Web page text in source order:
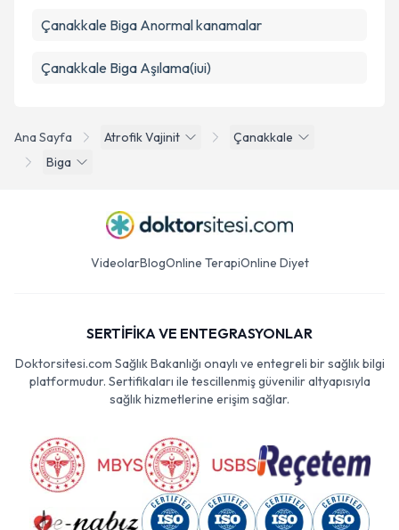
Ana Sayfa Atrofik Vajinit
Çanakkale
Biga
Çanakkale Biga Anormal kanamalar
Çanakkale Biga Aşılama(iui)
VideolarBlogOnline TerapiOnline Diyet
SERTİFİKA VE ENTEGRASYONLAR
Doktorsitesi.com Sağlık Bakanlığı onaylı ve entegreli bir sağlık bilgi
platformudur. Sertifikaları ile tescillenmiş güvenilir altyapısıyla
sağlık hizmetlerine erişim sağlar.